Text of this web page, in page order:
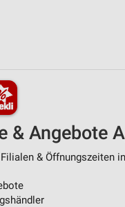
& Angebote
& Öffnungszeiten